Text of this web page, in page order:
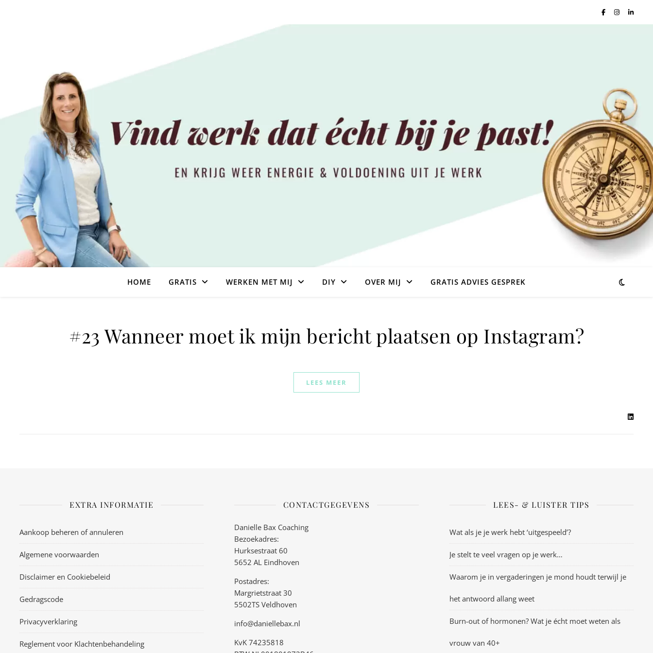
HOME GRATIS WERKEN MET MIJ DIY OVER MIJ GRATIS ADVIES GESPREK
#23 Wanneer moet ik mijn bericht plaatsen op Instagram?
LEES MEER
EXTRA INFORMATIE
Aankoop beheren of annuleren
Algemene voorwaarden
Disclaimer en Cookiebeleid
Gedragscode
Privacyverklaring
Reglement voor Klachtenbehandeling
CONTACTGEGEVENS
Danielle Bax Coaching
Bezoekadres:
Hurksestraat 60
5652 AL Eindhoven
Postadres:
Margrietstraat 30
5502TS Veldhoven
info@daniellebax.nl
KvK 74235818
LEES- & LUISTER TIPS
Wat als je je werk hebt ‘uitgespeeld’?
Je stelt te veel vragen op je werk…
Waarom je in vergaderingen je mond houdt terwijl je
het antwoord allang weet
Burn-out of hormonen? Wat je écht moet weten als
vrouw van 40+